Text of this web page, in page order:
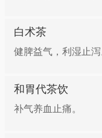
白术茶
健脾益气，利湿止泻
和胃代茶饮
补气养血止痛。